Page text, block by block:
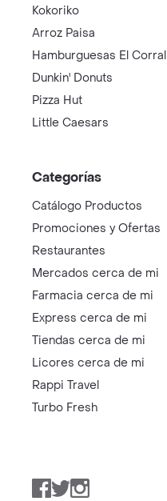
Kokoriko
Arroz Paisa
Hamburguesas El Corral
Dunkin' Donuts
Pizza Hut
Little Caesars
Categorías
Catálogo Productos
Promociones y Ofertas
Restaurantes
Mercados cerca de mi
Farmacia cerca de mi
Express cerca de mi
Tiendas cerca de mi
Licores cerca de mi
Rappi Travel
Turbo Fresh
Facebook
TwitterInstagram